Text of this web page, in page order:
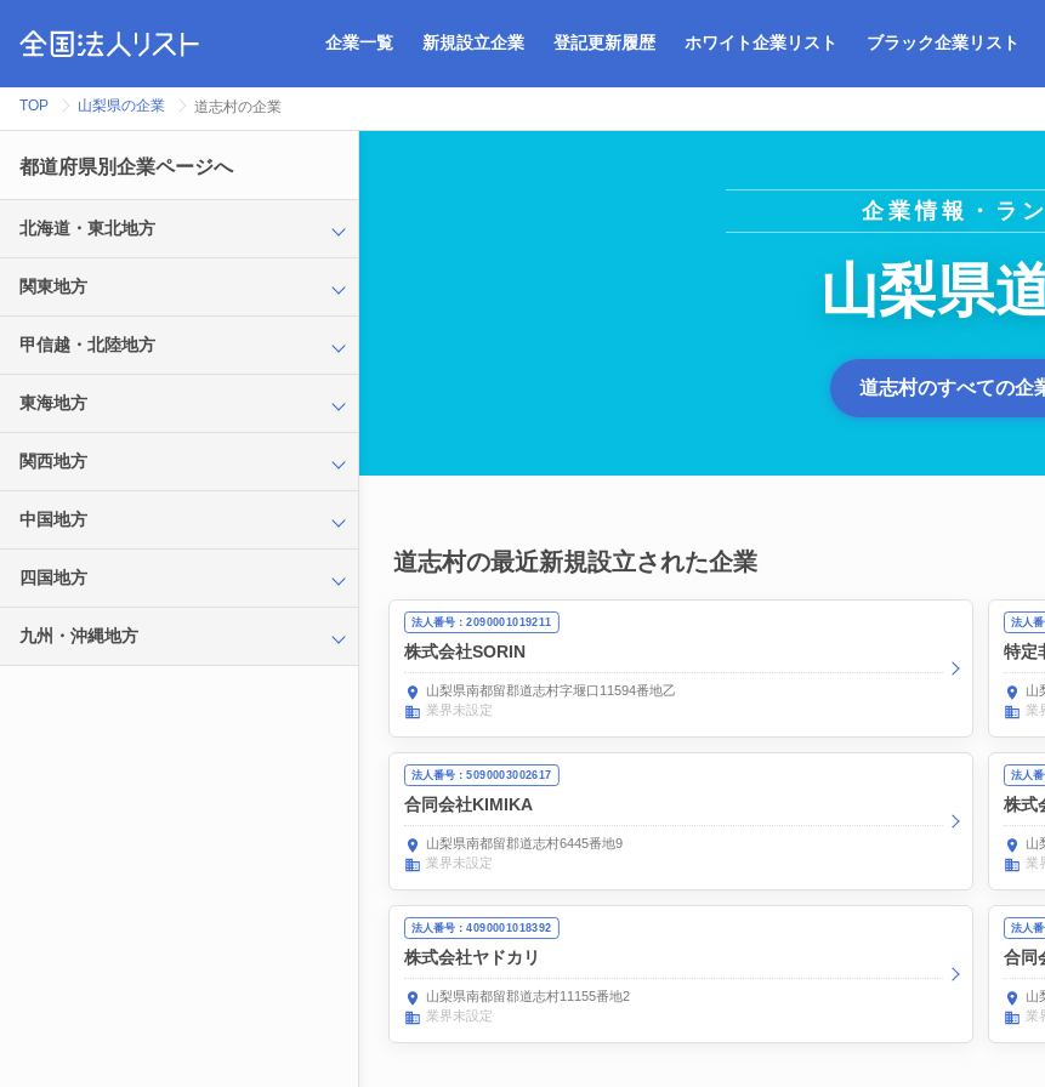
企業一覧 新規設立企業 登記更新履歴 ホワイト企業リスト ブラック企業リスト
TOP 山梨県の企業 道志村の企業
都道府県別企業ページへ
北海道・東北地方
関東地方
甲信越・北陸地方
東海地方
関西地方
中国地方
四国地方
九州・沖縄地方
企業情報・ラ
山梨県
道志村のすべての企
道志村の最近新規設立された企業
法人番号：2090001019211
株式会社SORIN
山梨県南都留郡道志村字堰口11594番地乙
業界未設定
法人
特定
山
業
法人番号：5090003002617
合同会社KIMIKA
山梨県南都留郡道志村6445番地9
業界未設定
法人
株式
山
業
法人番号：4090001018392
株式会社ヤドカリ
山梨県南都留郡道志村11155番地2
業界未設定
法人
合同
山
業